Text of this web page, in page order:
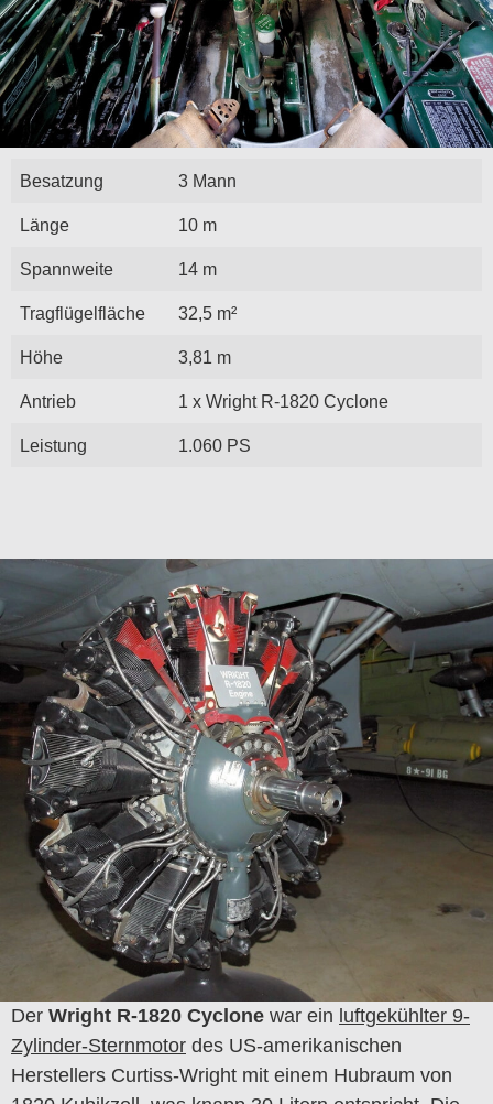
Besatzung 3 Mann
Länge 10 m
Spannweite 14 m
Tragflügelfläche 32,5 m²
Höhe 3,81 m
Antrieb 1 x Wright R-1820 Cyclone
Leistung 1.060 PS
Der Wright R-1820 Cyclone war ein luftgekühlter 9-
Zylinder-Sternmotor des US-amerikanischen
Herstellers Curtiss-Wright mit einem Hubraum von